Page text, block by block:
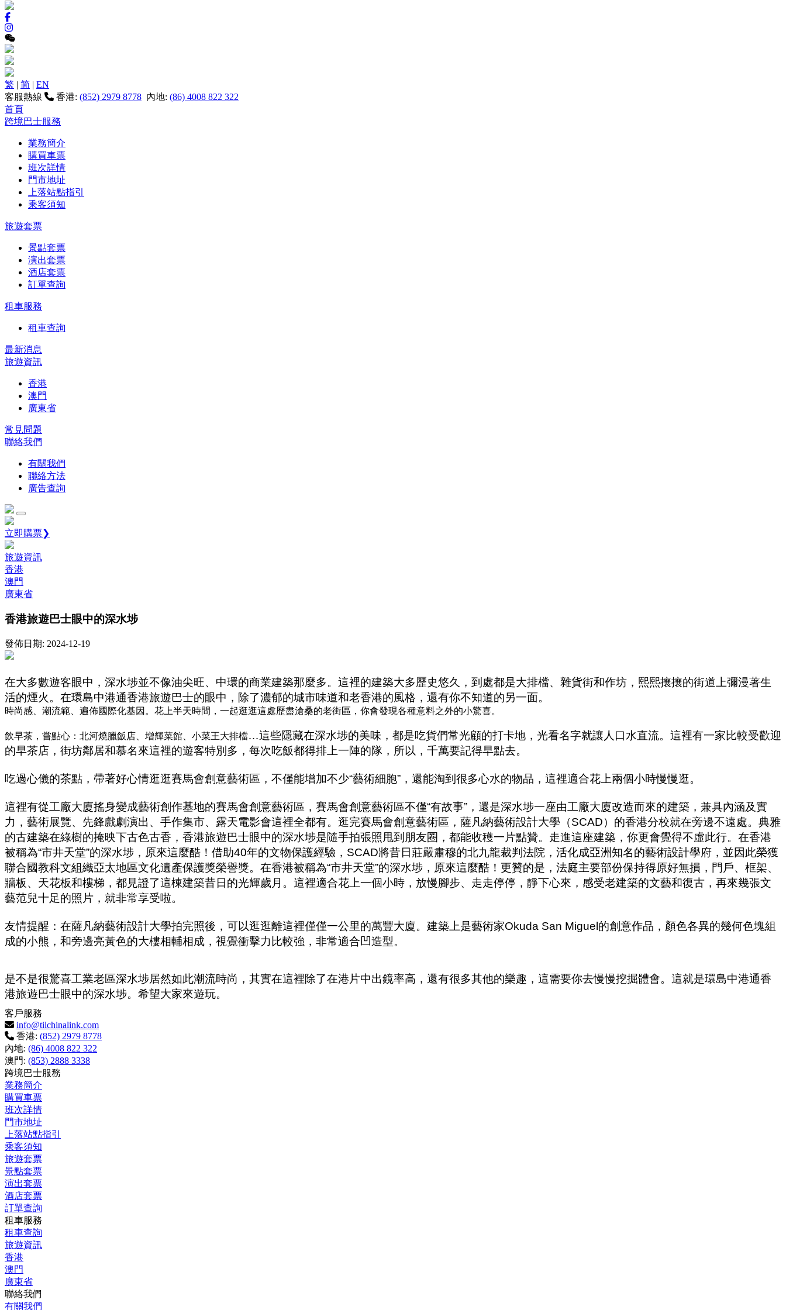
繁 | 简 | EN
客服熱線
香港: (852) 2979 8778 內地: (86) 4008 822 322
首頁
跨境巴士服務
業務簡介
購買車票
班次詳情
門市地址
上落站點指引
乘客須知
旅遊套票
景點套票
演出套票
酒店套票
訂單查詢
租車服務
租車查詢
最新消息
旅遊資訊
香港
澳門
廣東省
常見問題
聯絡我們
有關我們
聯絡方法
廣告查詢
立即購票❯
旅遊資訊
香港
澳門
廣東省
香港旅遊巴士眼中的深水埗
發佈日期: 2024-12-19
在大多數遊客眼中，深水埗並不像油尖旺、中環的商業建築那麼多。這裡的建築大多歷史悠久，到處都是大排檔、雜貨街和作坊，熙熙攘攘的街道上彌漫著生
活的煙火。在環島中港通香港旅遊巴士的眼中，除了濃郁的城市味道和老香港的風格，還有你不知道的另一面。
時尚感、潮流範、遍佈國際化基因。花上半天時間，一起逛逛這處歷盡滄桑的老街區，你會發現各種意料之外的小驚喜。
飲早茶，嘗點心：北河燒臘飯店、增輝菜館、小菜王大排檔…這些隱藏在深水埗的美味，都是吃貨們常光顧的打卡地，光看名字就讓人口水直流。這裡有一家比較受歡迎
的早茶店，街坊鄰居和慕名來這裡的遊客特別多，每次吃飯都得排上一陣的隊，所以，千萬要記得早點去。
吃過心儀的茶點，帶著好心情逛逛賽馬會創意藝術區，不僅能增加不少“藝術細胞” ，還能淘到很多心水的物品，這裡適合花上兩個小時慢慢逛。
這裡有從工廠大廈搖身變成藝術創作基地的賽馬會創意藝術區，賽馬會創意藝術區不僅“有故事” ，還是深水埗一座由工廠大廈改造而來的建築，兼具內涵及實
力，藝術展覽、先鋒戲劇演出、手作集市、露天電影會這裡全都有。逛完賽馬會創意藝術區，薩凡納藝術設計大學（SCAD）的香港分校就在旁邊不遠處。典雅
的古建築在綠樹的掩映下古色古香，香港旅遊巴士眼中的深水埗是隨手拍張照甩到朋友圈，都能收穫一片點贊。走進這座建築，你更會覺得不虛此行。在香港
被稱為“市井天堂”的深水埗，原來這麼酷！借助40年的文物保護經驗， SCAD將昔日莊嚴肅穆的北九龍裁判法院，活化成亞洲知名的藝術設計學府，並因此榮獲
聯合國教科文組織亞太地區文化遺產保護獎榮譽獎。在香港被稱為“市井天堂”的深水埗，原來這麼酷！更贊的是，法庭主要部份保持得原好無損，門戶、框架、
牆板、天花板和樓梯，都見證了這棟建築昔日的光輝歲月。這裡適合花上一個小時，放慢腳步、走走停停，靜下心來，感受老建築的文藝和復古，再來幾張文
藝范兒十足的照片，就非常享受啦。
友情提醒：在薩凡納藝術設計大學拍完照後，可以逛逛離這裡僅僅一公里的萬豐大廈。建築上是藝術家Okuda San Miguel的創意作品，顏色各異的幾何色塊組
成的小熊，和旁邊亮黃色的大樓相輔相成，視覺衝擊力比較強，非常適合凹造型。
是不是很驚喜工業老區深水埗居然如此潮流時尚，其實在這裡除了在港片中出鏡率高，還有很多其他的樂趣，這需要你去慢慢挖掘體會。這就是環島中港通香
港旅遊巴士眼中的深水埗。希望大家來遊玩。
客戶服務
info@tilchinalink.com
香港: (852) 2979 8778
內地: (86) 4008 822 322
澳門: (853) 2888 3338
跨境巴士服務
業務簡介
購買車票
班次詳情
門市地址
上落站點指引
乘客須知
旅遊套票
景點套票
演出套票
酒店套票
訂單查詢
租車服務
租車查詢
旅遊資訊
香港
澳門
廣東省
聯絡我們
有關我們